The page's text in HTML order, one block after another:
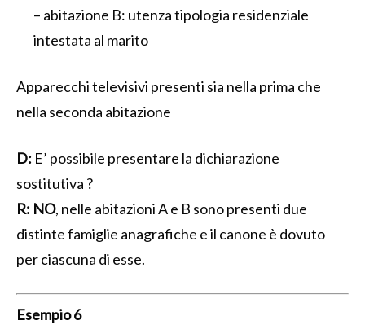
– abitazione B: utenza tipologia residenziale
intestata al marito
Apparecchi televisivi presenti sia nella prima che
nella seconda abitazione
D: E’ possibile presentare la dichiarazione
sostitutiva ?
R: NO, nelle abitazioni A e B sono presenti due
distinte famiglie anagrafiche e il canone è dovuto
per ciascuna di esse.
Esempio 6